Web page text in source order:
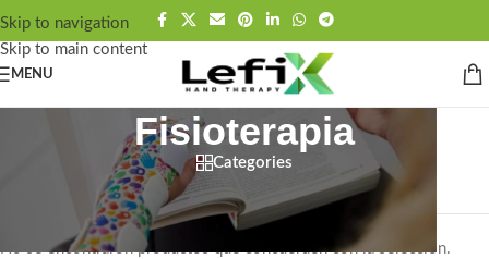
contenido
Skip to navigation
Skip to main content
MENU
Fisioterapia
Categories
Fisioterapia
No se encontraron productos que concuerden con la selección.